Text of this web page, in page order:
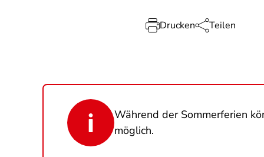
Drucken Teilen
Während der Sommerferien
möglich.